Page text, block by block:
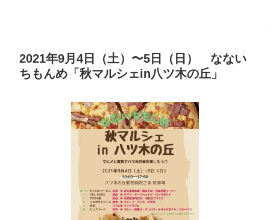
2021年9月4日（土）〜5日（日） なない
ちもんめ「秋マルシェin八ツ木の丘」